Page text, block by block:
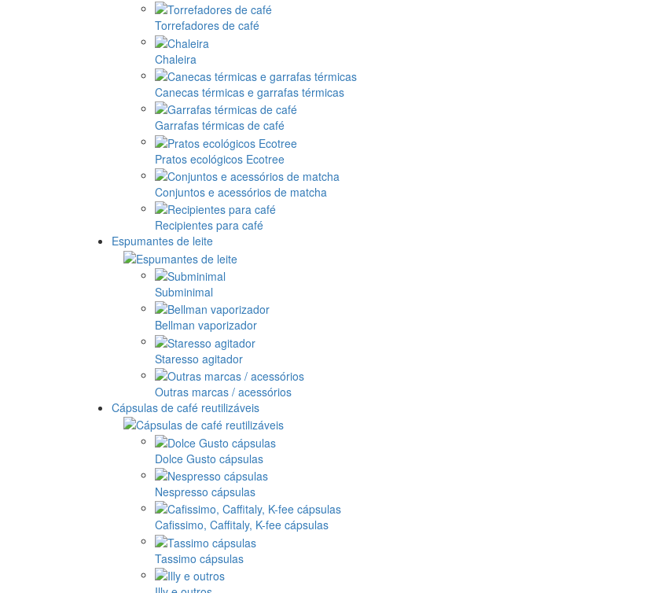
Torrefadores de café
Chaleira
Canecas térmicas e garrafas térmicas
Garrafas térmicas de café
Pratos ecológicos Ecotree
Conjuntos e acessórios de matcha
Recipientes para café
Espumantes de leite
Subminimal
Bellman vaporizador
Staresso agitador
Outras marcas / acessórios
Cápsulas de café reutilizáveis
Dolce Gusto cápsulas
Nespresso cápsulas
Cafissimo, Caffitaly, K-fee cápsulas
Tassimo cápsulas